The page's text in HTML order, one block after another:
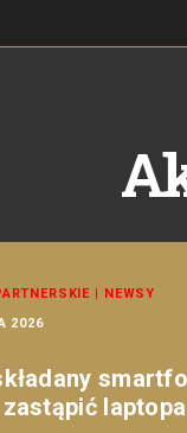
| NEWSY
2026
laptopa